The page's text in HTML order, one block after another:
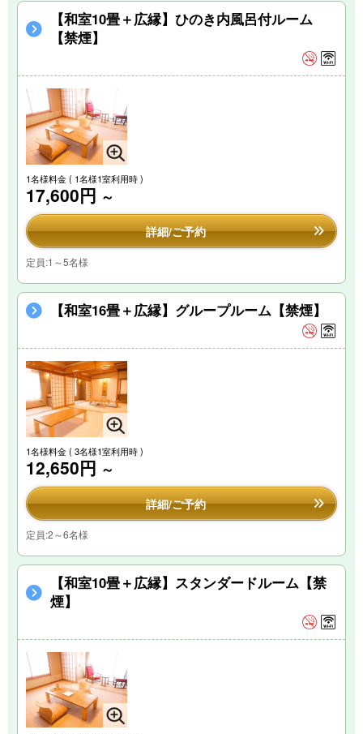
【和室10畳＋広縁】ひのき内風呂付ルーム
【禁煙】
1名様料金( 1名様1室利用時 )
17,600円 ～
詳細/ご予約
定員:1～5名様
【和室16畳＋広縁】グループルーム【禁煙】
1名様料金( 3名様1室利用時 )
12,650円 ～
詳細/ご予約
定員:2～6名様
【和室10畳＋広縁】スタンダードルーム【禁
煙】